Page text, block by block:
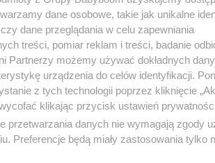
Opowiedz historię nocnego
reklama
dane osobowe, takie jak unikalne
dane przeglądania w celu zapewniania
treści, pomiar reklam i treści, badanie
Partnerzy możemy używać dokładnych
urządzenia do celów identyfikacji.
z tych technologii poprzez kliknięcie
klikając przycisk ustawień
przetwarzania danych nie wymagają zgody
Preferencje będą miały zastosowania tylko